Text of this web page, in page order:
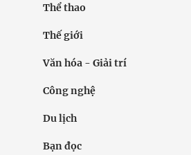
Thể thao
Thế giới
Văn hóa - Giải trí
Công nghệ
Du lịch
Bạn đọc